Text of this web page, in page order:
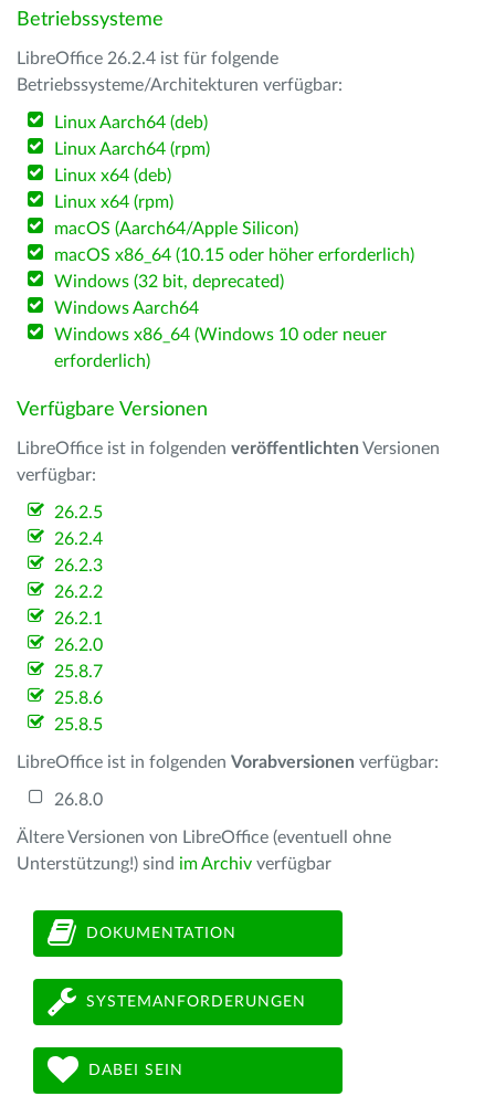
Betriebssysteme
LibreOffice 26.2.4 ist für folgende
Betriebssysteme/Architekturen verfügbar:
Linux Aarch64 (deb)
Linux Aarch64 (rpm)
Linux x64 (deb)
Linux x64 (rpm)
macOS (Aarch64/Apple Silicon)
macOS x86_64 (10.15 oder höher erforderlich)
Windows (32 bit, deprecated)
Windows Aarch64
Windows x86_64 (Windows 10 oder neuer
erforderlich)
Verfügbare Versionen
LibreOffice ist in folgenden veröffentlichten Versionen
verfügbar:
26.2.5
26.2.4
26.2.3
26.2.2
26.2.1
26.2.0
25.8.7
25.8.6
25.8.5
LibreOffice ist in folgenden Vorabversionen verfügbar:
26.8.0
Ältere Versionen von LibreOffice (eventuell ohne
Unterstützung!) sind im Archiv verfügbar
DOKUMENTATION
SYSTEMANFORDERUNGEN
DABEI SEIN